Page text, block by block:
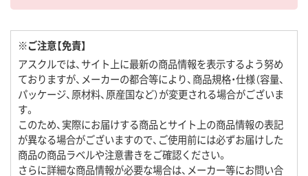
※ご注意【免責】
アスクルでは、サイト上に最新の商品情報を表示するよう努め
ておりますが、メーカーの都合等により、商品規格・仕様（容量、
パッケージ、原材料、原産国など）が変更される場合がございま
す。
このため、実際にお届けする商品とサイト上の商品情報の表記
が異なる場合がございますので、ご使用前には必ずお届けした
商品の商品ラベルや注意書きをご確認ください。
さらに詳細な商品情報が必要な場合は、メーカー等にお問い合